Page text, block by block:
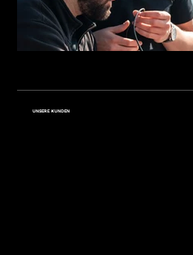
UNSERE KUNDEN